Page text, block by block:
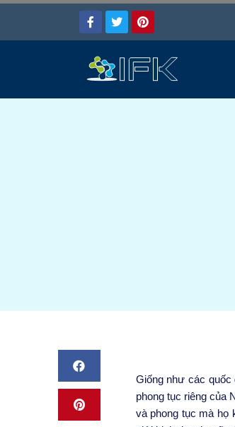
Giống như các
phong tục riêng của
và phong tục mà họ